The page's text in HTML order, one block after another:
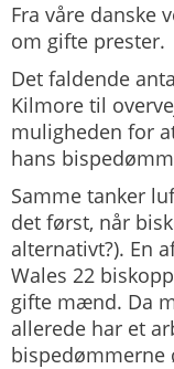
Fra våre danske
om gifte prester.
Det faldende
Kilmore til
muligheden for
hans
Samme tanker
det først, når
alternativt?). En
Wales 22
gifte mænd. Da
allerede har et
bispedømmerne